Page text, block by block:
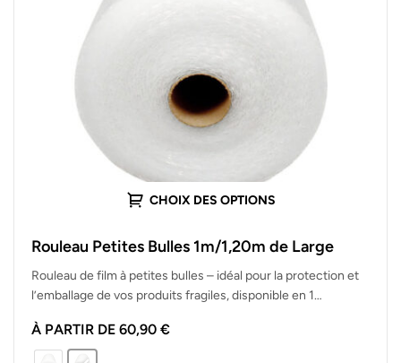
CHOIX DES OPTIONS
Rouleau Petites Bulles 1m/1,20m de Large
Rouleau de film à petites bulles – idéal pour la protection et
l’emballage de vos produits fragiles, disponible en 1…
À PARTIR DE 60,90 €